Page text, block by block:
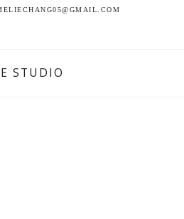
STUDIO